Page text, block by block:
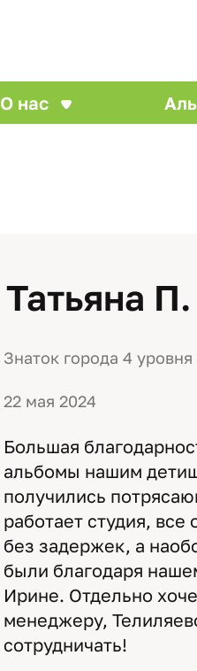
О нас
Татьяна П.
Знаток города 4 уровня
22 мая 2024
Большая
альбомы нашим
получились
работает студия,
без задержек, а
были благодаря
Ирине. Отдельно
менеджеру,
сотрудничать!